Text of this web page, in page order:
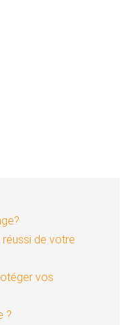
réussi de votre
vos
?